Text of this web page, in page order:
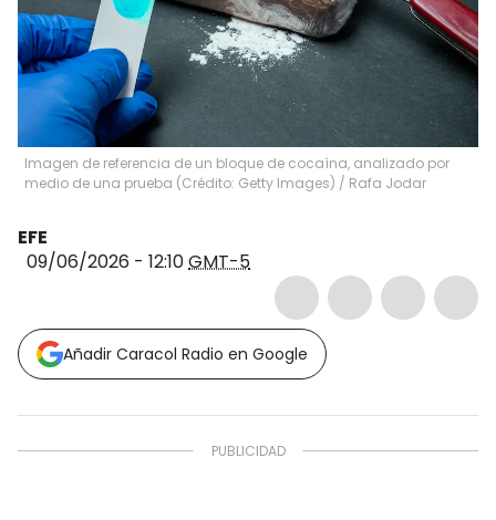
Imagen de referencia de un bloque de cocaína, analizado por
medio de una prueba (Crédito: Getty Images) / Rafa Jodar
EFE
09/06/2026 - 12:10GMT-5
Añadir Caracol Radio en Google